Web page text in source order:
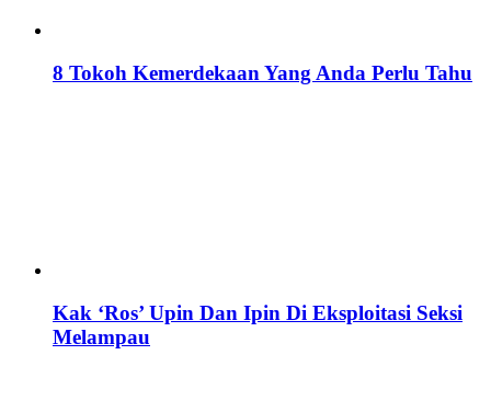
8 Tokoh Kemerdekaan Yang Anda Perlu Tahu
Kak ‘Ros’ Upin Dan Ipin Di Eksploitasi Seksi
Melampau